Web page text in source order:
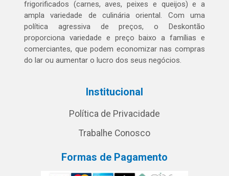
frigorificados (carnes, aves, peixes e queijos) e a
ampla variedade de culinária oriental. Com uma
política agressiva de preços, o Deskontão
proporciona variedade e preço baixo a famílias e
comerciantes, que podem economizar nas compras
do lar ou aumentar o lucro dos seus negócios.
Institucional
Política de Privacidade
Trabalhe Conosco
Formas de Pagamento